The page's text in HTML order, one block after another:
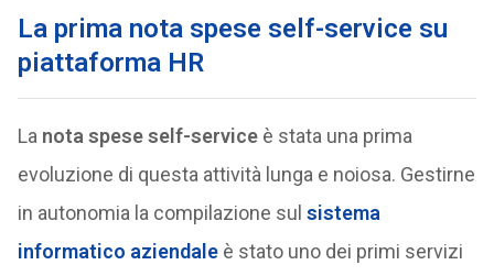
La prima nota spese self-service su
piattaforma HR
La nota spese self-serviceè stata una prima
evoluzione di questa attività lunga e noiosa. Gestirne
in autonomia la compilazione sul sistema
informatico aziendaleè stato uno dei primi servizi